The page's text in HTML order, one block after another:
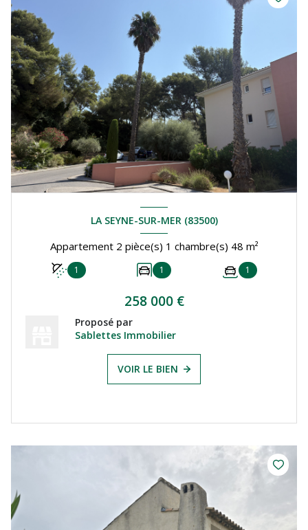
LA SEYNE-SUR-MER (83500)
Appartement 2 pièce(s) 1 chambre(s) 48 m²
1 1 1
258 000 €
Proposé par
Sablettes Immobilier
VOIR LE BIEN